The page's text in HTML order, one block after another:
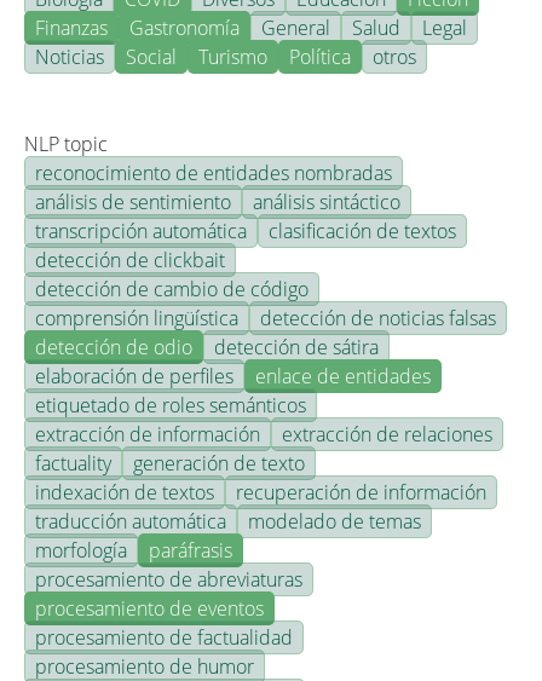
Finanzas
Gastronomía General Salud
Legal
Noticias
Social Turismo Política otros
NLP topic
reconocimiento de entidades nombradas
análisis de sentimiento
análisis sintáctico
transcripción automática
clasificación de textos
detección de clickbait
detección de cambio de código
comprensión lingüística
detección de noticias falsas
detección de odio
detección de sátira
elaboración de perfiles
enlace de entidades
etiquetado de roles semánticos
extracción de información
extracción de relaciones
factuality
generación de texto
indexación de textos
recuperación de información
traducción automática
modelado de temas
morfología
paráfrasis
procesamiento de abreviaturas
procesamiento de eventos
procesamiento de factualidad
procesamiento de humor